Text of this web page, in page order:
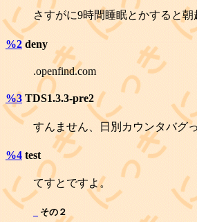
さすがに9時間睡眠とかすると
%2deny
.openfind.com
%3 TDS1.3.3-pre2
すんません、日別カウンタバグ
%4 test
てすとですよ。
その２